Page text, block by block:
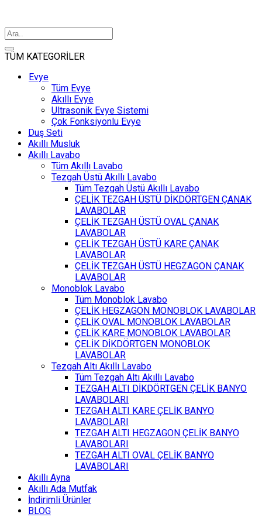
TÜM KATEGORİLER
Evye
Tüm Evye
Akıllı Evye
Ultrasonik Evye Sistemi
Çok Fonksiyonlu Evye
Duş Seti
Akıllı Musluk
Akıllı Lavabo
Tüm Akıllı Lavabo
Tezgah Üstü Akıllı Lavabo
Tüm Tezgah Üstü Akıllı Lavabo
ÇELİK TEZGAH ÜSTÜ DİKDÖRTGEN ÇANAK
LAVABOLAR
ÇELİK TEZGAH ÜSTÜ OVAL ÇANAK
LAVABOLAR
ÇELİK TEZGAH ÜSTÜ KARE ÇANAK
LAVABOLAR
ÇELİK TEZGAH ÜSTÜ HEGZAGON ÇANAK
LAVABOLAR
Monoblok Lavabo
Tüm Monoblok Lavabo
ÇELİK HEGZAGON MONOBLOK LAVABOLAR
ÇELİK OVAL MONOBLOK LAVABOLAR
ÇELİK KARE MONOBLOK LAVABOLAR
ÇELİK DİKDÖRTGEN MONOBLOK
LAVABOLAR
Tezgah Altı Akıllı Lavabo
Tüm Tezgah Altı Akıllı Lavabo
TEZGAH ALTI DİKDÖRTGEN ÇELİK BANYO
LAVABOLARI
TEZGAH ALTI KARE ÇELİK BANYO
LAVABOLARI
TEZGAH ALTI HEGZAGON ÇELİK BANYO
LAVABOLARI
TEZGAH ALTI OVAL ÇELİK BANYO
LAVABOLARI
Akıllı Ayna
Akıllı Ada Mutfak
İndirimli Ürünler
BLOG